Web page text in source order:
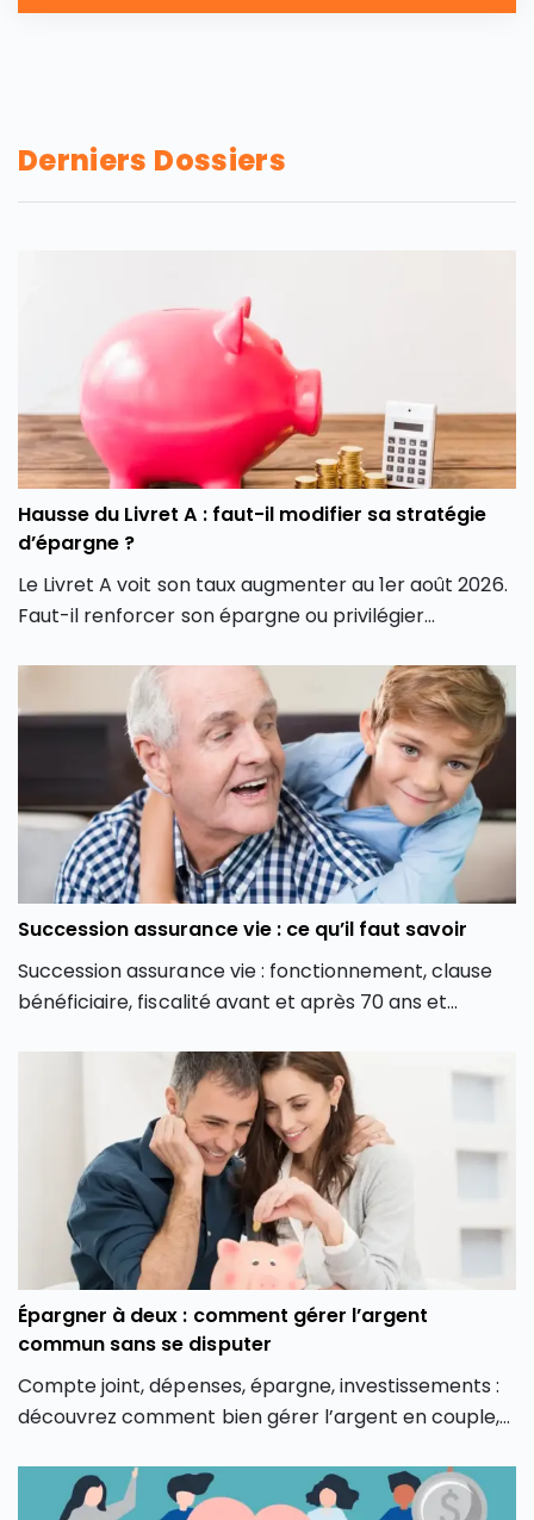
Derniers Dossiers
Hausse du Livret A : faut-il modifier sa stratégie
d’épargne ?
Le Livret A voit son taux augmenter au 1er août 2026.
Faut-il renforcer son épargne ou privilégier
Succession assurance vie : ce qu’il faut savoir
Succession assurance vie : fonctionnement, clause
bénéficiaire, fiscalité avant et après 70 ans et
Épargner à deux : comment gérer l’argent
commun sans se disputer
Compte joint, dépenses, épargne, investissements :
découvrez comment bien gérer l’argent en couple,
sereinement.